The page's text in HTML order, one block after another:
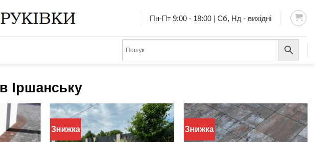
Пн-Пт 9:00 - 18:00 | Сб, Нд - вихідні
Іршанську
Знижка Знижка